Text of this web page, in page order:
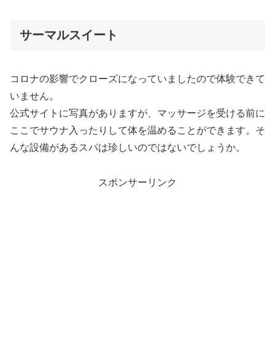
サーマルスイート
コロナの影響でクローズになっていましたので体験できて
いません。
公式サイトに写真がありますが、マッサージを受ける前に
ここでサウナ入ったりして体を温めることができます。そ
んな設備があるスパは珍しいのではないでしょうか。
スポンサーリンク